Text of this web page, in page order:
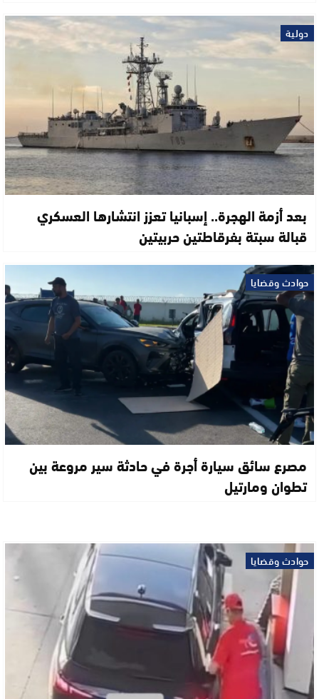
دولية
بعد أزمة الهجرة.. إسبانيا تعزز انتشارها العسكري
قبالة سبتة بفرقاطتين حربيتين
حوادث وقضايا
مصرع سائق سيارة أجرة في حادثة سير مروعة بين
تطوان ومارتيل
حوادث وقضايا